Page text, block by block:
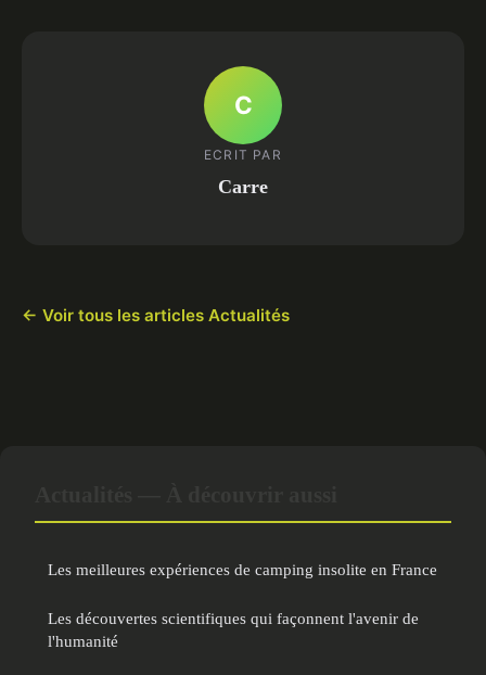
C
ECRIT PAR
Carre
← Voir tous les articles Actualités
Les meilleures expériences de camping insolite en France
Les découvertes scientifiques qui façonnent l'avenir de
l'humanité